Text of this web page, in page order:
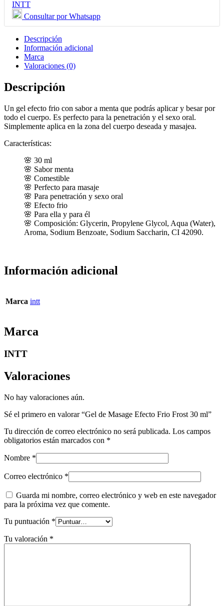
Frio
Frost
30
ml
cantidad
INTT
Consultar por Whatsapp
Descripción
Información adicional
Marca
Valoraciones (0)
Descripción
Un gel efecto frio con sabor a menta que podrás aplicar y besar por
todo el cuerpo. Es perfecto para la penetración y el sexo oral.
Simplemente aplica en la zona del cuerpo deseada y masajea.
Características:
30 ml
Sabor menta
Comestible
Perfecto para masaje
Para penetración y sexo oral
Efecto frio
Para ella y para él
Composición: Glycerin, Propylene Glycol, Aqua (Water),
Aroma, Sodium Benzoate, Sodium Saccharin, CI 42090.
Información adicional
Marca intt
Marca
INTT
Valoraciones
No hay valoraciones aún.
Sé el primero en valorar “Gel de Masage Efecto Frio Frost 30 ml”
Tu dirección de correo electrónico no será publicada. Los campos
obligatorios están marcados con *
Nombre *
Correo electrónico *
Guarda mi nombre, correo electrónico y web en este navegador
para la próxima vez que comente.
Tu puntuación *
Tu valoración *